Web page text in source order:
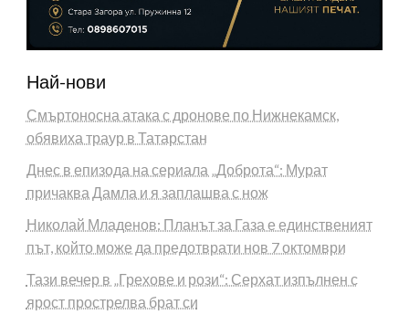
Най-нови
Смъртоносна атака с дронове по Нижнекамск,
обявиха траур в Татарстан
Днес в епизода на сериала „Доброта“: Мурат
причаква Дамла и я заплашва с нож
Николай Младенов: Планът за Газа е единственият
път, който може да предотврати нов 7 октомври
Тази вечер в „Грехове и рози“: Серхат изпълнен с
ярост прострелва брат си